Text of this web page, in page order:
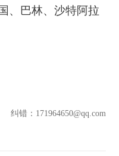
巴林、沙特阿拉
纠错：171964650@qq.com